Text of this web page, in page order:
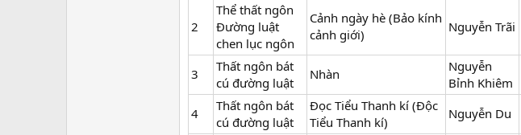
2
Thể thất ngôn
Đường luật
chen lục ngôn
Cảnh ngày hè (Bảo kính
cảnh giới)
Nguyễn Trãi
3
Thất ngôn bát
cú đường luật
Nhàn
Nguyễn
Bỉnh Khiêm
4
Thất ngôn bát
cú đường luật
Đọc Tiểu Thanh kí (Độc
Tiểu Thanh kí)
Nguyễn Du